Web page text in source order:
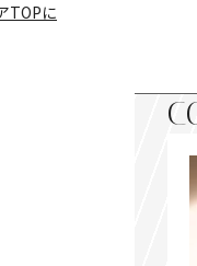
TOPに